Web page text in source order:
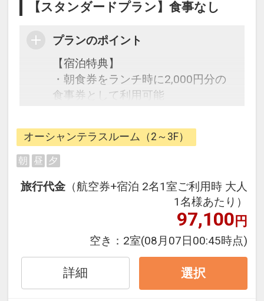
【スタンダードプラン】食事なし
プランのポイント
【宿泊特典】
・朝食券をランチ時に2,000円分の
食事券として利用可能
OK※数に限りがございます。一部有
料アイテムあり
・屋外プール利用OK（4～10月）
2連泊で館内利用券2,000円分付
（お1人様）
3連泊で館内利用券3,000円分付
（お1人様）
4連泊で館内利用券4,000円分付
オーシャンテラスルーム（2～3F）
朝 昼 夕
旅行代金 （航空券+宿泊 2名1室ご利用時 大人
1名様あたり）
97,100円
空き： 2室(08月07日00:45時点)
詳細 選択